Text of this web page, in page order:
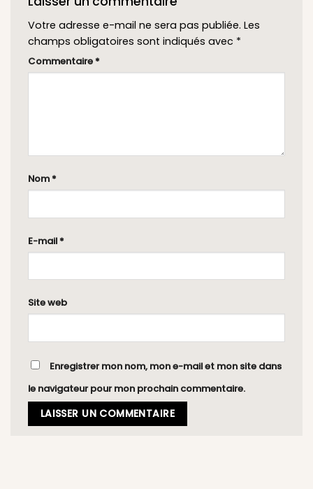
Votre adresse e-mail ne sera pas publiée. Les
champs obligatoires sont indiqués avec *
Commentaire *
Nom *
E-mail *
Site web
Enregistrer mon nom, mon e-mail et mon site dans
le navigateur pour mon prochain commentaire.